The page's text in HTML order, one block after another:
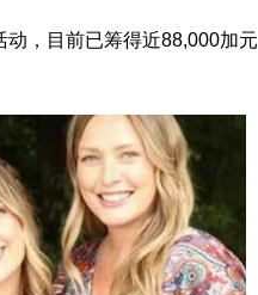
，目前已筹得近88,000加元